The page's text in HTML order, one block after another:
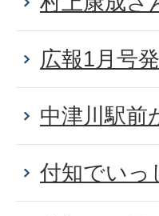
広報1月号
中津川駅前
付知でいっ